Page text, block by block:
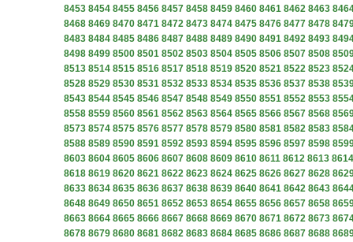
8453 8454 8455 8456 8457 8458 8459 8460 8461 8462 8463
8468 8469 8470 8471 8472 8473 8474 8475 8476 8477 8478
8483 8484 8485 8486 8487 8488 8489 8490 8491 8492 8493
8498 8499 8500 8501 8502 8503 8504 8505 8506 8507 8508
8513 8514 8515 8516 8517 8518 8519 8520 8521 8522 8523
8528 8529 8530 8531 8532 8533 8534 8535 8536 8537 8538
8543 8544 8545 8546 8547 8548 8549 8550 8551 8552 8553
8558 8559 8560 8561 8562 8563 8564 8565 8566 8567 8568
8573 8574 8575 8576 8577 8578 8579 8580 8581 8582 8583
8588 8589 8590 8591 8592 8593 8594 8595 8596 8597 8598
8603 8604 8605 8606 8607 8608 8609 8610 8611 8612 8613 8614
8618 8619 8620 8621 8622 8623 8624 8625 8626 8627 8628
8633 8634 8635 8636 8637 8638 8639 8640 8641 8642 8643
8648 8649 8650 8651 8652 8653 8654 8655 8656 8657 8658
8663 8664 8665 8666 8667 8668 8669 8670 8671 8672 8673
8678 8679 8680 8681 8682 8683 8684 8685 8686 8687 8688